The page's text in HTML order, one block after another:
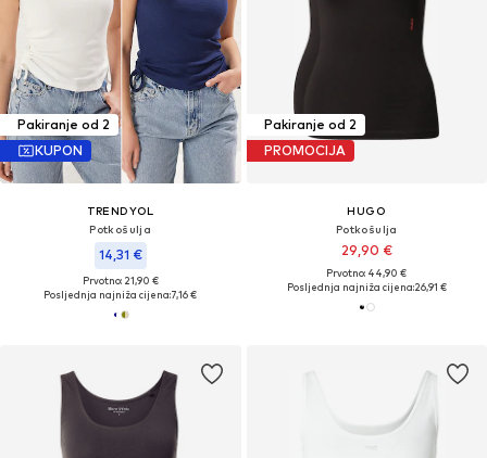
Pakiranje od 2
KUPON
TRENDYOL
Potkošulja
14,31 €
Prvotno: 21,90 €
Posljednja najniža cijena:7,16 €
Pakiranje od 2
PROMOCIJA
HUGO
Potkošulja
29,90 €
Prvotno: 44,90 €
Posljednja najniža cijena:26,91 €